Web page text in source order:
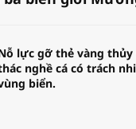
lực gỡ thẻ vàng thủy
nghề cá có trách
biển.